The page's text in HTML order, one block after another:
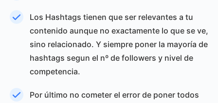
Los Hashtags tienen que ser relevantes a tu
contenido aunque no exactamente lo que se ve,
sino relacionado. Y siempre poner la mayoría de
hashtags segun el nº de followers y nivel de
competencia.
Por último no cometer el error de poner todos